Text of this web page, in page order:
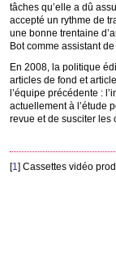
tâches qu’elle a dû
accepté un rythme de
une bonne trentaine
Bot comme assistant
En 2008, la politique
articles de fond et
l’équipe précédente :
actuellement à l’étude
revue et de susciter les
[1] Cassettes vidéo